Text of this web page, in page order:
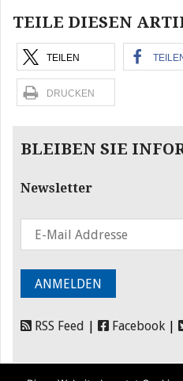
TEILE DIESEN
TEILEN
DRUCKEN
BLEIBEN SIE
Newsletter
RSS Feed Facebook